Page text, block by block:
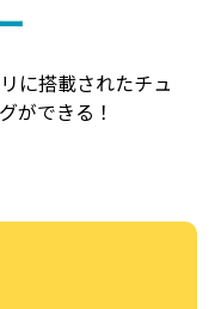
に搭載されたチュ
ができる！